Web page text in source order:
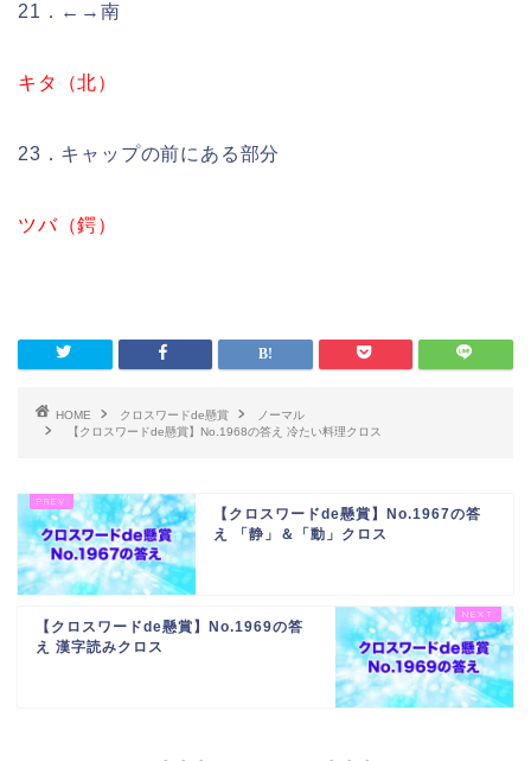
21．←→南
キタ（北）
23．キャップの前にある部分
ツバ（鍔）
HOME クロスワードde懸賞
ノーマル
【クロスワードde懸賞】No.1968の答え 冷たい料理クロス
【クロスワードde懸賞】No.1967の答
え 「静」＆「動」クロス
【クロスワードde懸賞】No.1969の答
え 漢字読みクロス